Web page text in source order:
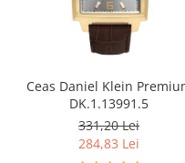
Ceas Daniel Klein
DK.1.13991.5
331,20 Lei
284,83 Lei